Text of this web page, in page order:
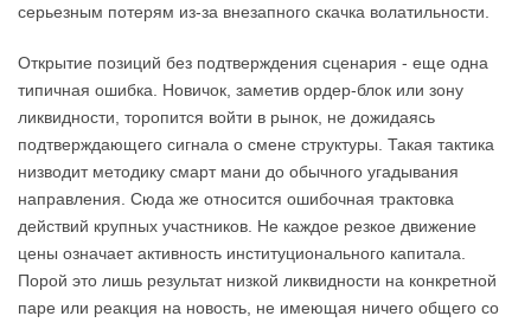
серьезным потерям из-за внезапного скачка волатильности.
Открытие позиций без подтверждения сценария - еще одна
типичная ошибка. Новичок, заметив ордер-блок или зону
ликвидности, торопится войти в рынок, не дожидаясь
подтверждающего сигнала о смене структуры. Такая тактика
низводит методику смарт мани до обычного угадывания
направления. Сюда же относится ошибочная трактовка
действий крупных участников. Не каждое резкое движение
цены означает активность институционального капитала.
Порой это лишь результат низкой ликвидности на конкретной
паре или реакция на новость, не имеющая ничего общего со